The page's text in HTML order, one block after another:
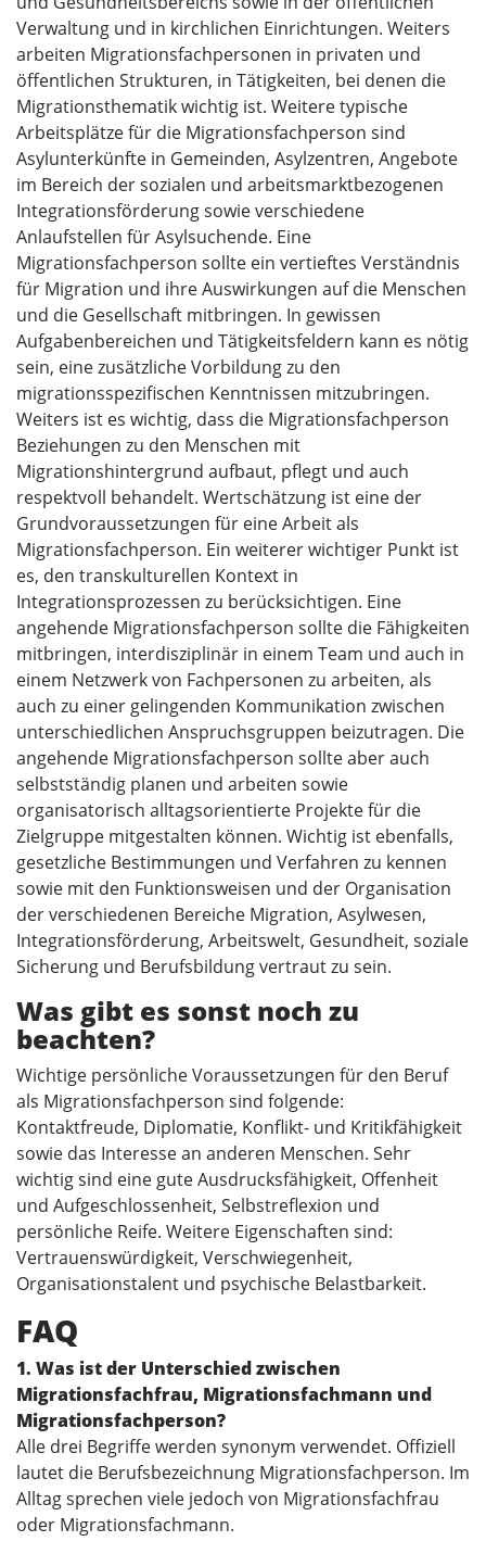
Verwaltung und in kirchlichen Einrichtungen. Weiters
arbeiten Migrationsfachpersonen in privaten und
öffentlichen Strukturen, in Tätigkeiten, bei denen die
Migrationsthematik wichtig ist. Weitere typische
Arbeitsplätze für die Migrationsfachperson sind
Asylunterkünfte in Gemeinden, Asylzentren, Angebote
im Bereich der sozialen und arbeitsmarktbezogenen
Integrationsförderung sowie verschiedene
Anlaufstellen für Asylsuchende. Eine
Migrationsfachperson sollte ein vertieftes Verständnis
für Migration und ihre Auswirkungen auf die Menschen
und die Gesellschaft mitbringen. In gewissen
Aufgabenbereichen und Tätigkeitsfeldern kann es nötig
sein, eine zusätzliche Vorbildung zu den
migrationsspezifischen Kenntnissen mitzubringen.
Weiters ist es wichtig, dass die Migrationsfachperson
Beziehungen zu den Menschen mit
Migrationshintergrund aufbaut, pflegt und auch
respektvoll behandelt. Wertschätzung ist eine der
Grundvoraussetzungen für eine Arbeit als
Migrationsfachperson. Ein weiterer wichtiger Punkt ist
es, den transkulturellen Kontext in
Integrationsprozessen zu berücksichtigen. Eine
angehende Migrationsfachperson sollte die Fähigkeiten
mitbringen, interdisziplinär in einem Team und auch in
einem Netzwerk von Fachpersonen zu arbeiten, als
auch zu einer gelingenden Kommunikation zwischen
unterschiedlichen Anspruchsgruppen beizutragen. Die
angehende Migrationsfachperson sollte aber auch
selbstständig planen und arbeiten sowie
organisatorisch alltagsorientierte Projekte für die
Zielgruppe mitgestalten können. Wichtig ist ebenfalls,
gesetzliche Bestimmungen und Verfahren zu kennen
sowie mit den Funktionsweisen und der Organisation
der verschiedenen Bereiche Migration, Asylwesen,
Integrationsförderung, Arbeitswelt, Gesundheit, soziale
Sicherung und Berufsbildung vertraut zu sein.
Was gibt es sonst noch zu
beachten?
Wichtige persönliche Voraussetzungen für den Beruf
als Migrationsfachperson sind folgende:
Kontaktfreude, Diplomatie, Konflikt- und Kritikfähigkeit
sowie das Interesse an anderen Menschen. Sehr
wichtig sind eine gute Ausdrucksfähigkeit, Offenheit
und Aufgeschlossenheit, Selbstreflexion und
persönliche Reife. Weitere Eigenschaften sind:
Vertrauenswürdigkeit, Verschwiegenheit,
Organisationstalent und psychische Belastbarkeit.
FAQ
1. Was ist der Unterschied zwischen
Migrationsfachfrau, Migrationsfachmann und
Migrationsfachperson?
Alle drei Begriffe werden synonym verwendet. Offiziell
lautet die Berufsbezeichnung Migrationsfachperson. Im
Alltag sprechen viele jedoch von Migrationsfachfrau
oder Migrationsfachmann.